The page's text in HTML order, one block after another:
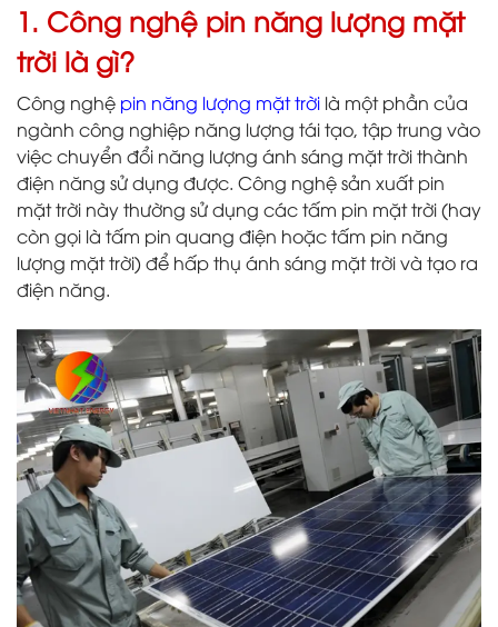
1. Công nghệ pin năng lượng mặt
trời là gì?
Công nghệ pin năng lượng mặt trời là một phần của
ngành công nghiệp năng lượng tái tạo, tập trung vào
việc chuyển đổi năng lượng ánh sáng mặt trời thành
điện năng sử dụng được. Công nghệ sản xuất pin
mặt trời này thường sử dụng các tấm pin mặt trời (hay
còn gọi là tấm pin quang điện hoặc tấm pin năng
lượng mặt trời) để hấp thụ ánh sáng mặt trời và tạo ra
điện năng.